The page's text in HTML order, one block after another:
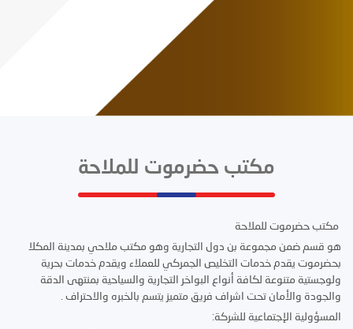
مكتب حضرموت للملاحة
مكتب حضرموت للملاحة
هو قسم ضمن مجموعة بن دول التجارية وهو مكتب ملاحي بمدينة المكلا
بحضرموت يقدم خدمات التخليص الجمركي للعملاء ويقدم خدمات بحرية
ولوجستية متنوعة لكافة أنواع البواخر التجارية والسياحية بمنتهى الدقة
والجودة والأمان تحت اشراف فريق متميز يتسم بالخبره والاحتراف .
المسؤولية الإجتماعية للشركة: